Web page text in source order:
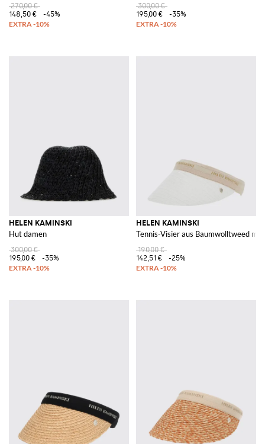
270,00 €
148,50 €
-45%
300,00 €
195,00 €
-35%
HELEN KAMINSKI
Hut damen
300,00 €
195,00 €
-35%
HELEN KAMINSKI
Tennis-Visier aus Baumwolltweed mit
190,00 €
142,51 €
-25%